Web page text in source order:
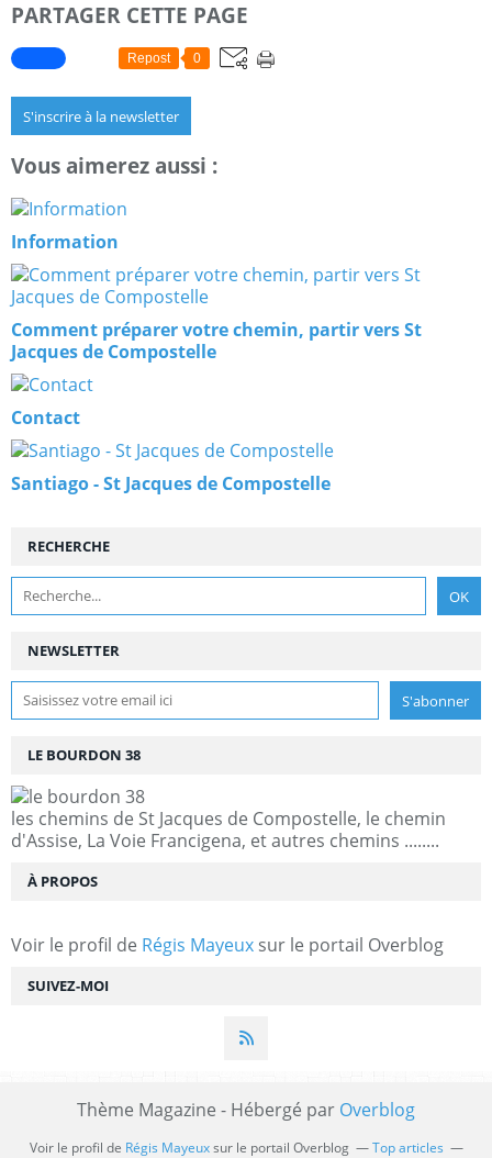
PARTAGER CETTE PAGE
Repost 0
S'inscrire à la newsletter
Vous aimerez aussi :
Information
Comment préparer votre chemin, partir vers St
Jacques de Compostelle
Contact
Santiago - St Jacques de Compostelle
NEWSLETTER
SUIVEZ-MOI
RECHERCHE
LE BOURDON 38
les chemins de St Jacques de Compostelle, le chemin
d'Assise, La Voie Francigena, et autres chemins ........
À PROPOS
Voir le profil de Régis Mayeux sur le portail Overblog
Thème Magazine - Hébergé par Overblog
Voir le profil de Régis Mayeuxsur le portail Overblog Top articles